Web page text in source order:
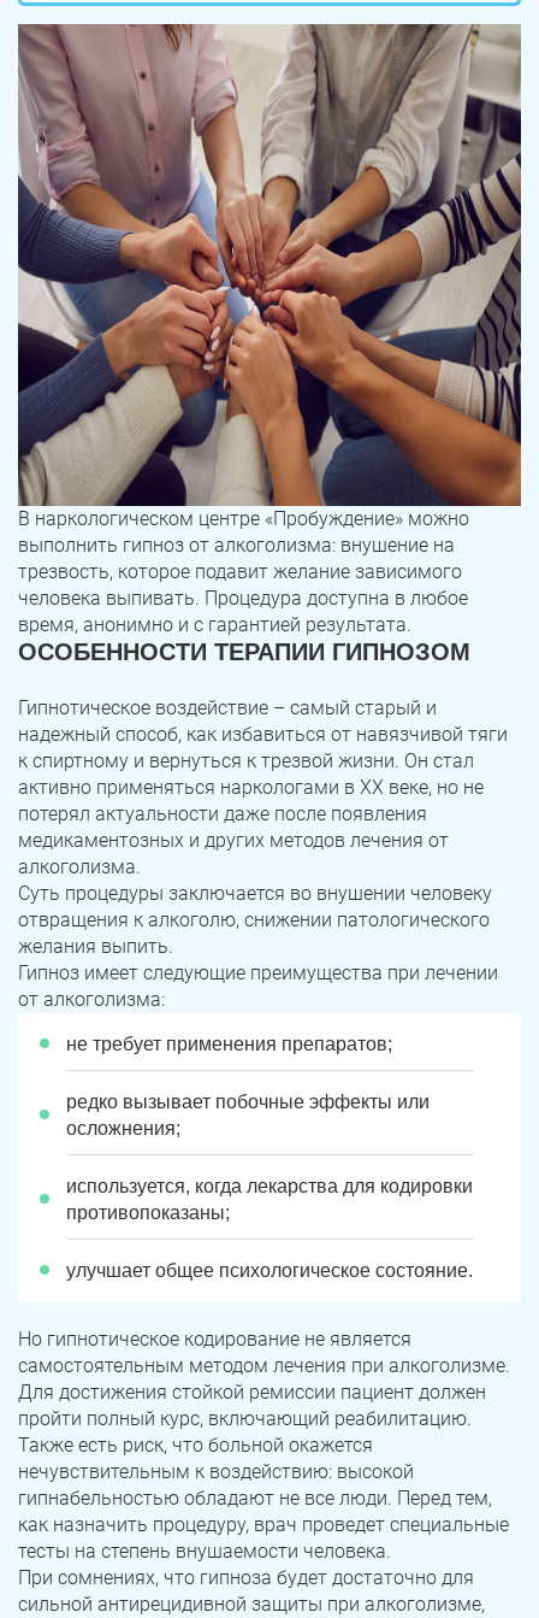
В наркологическом центре «Пробуждение» можно
выполнить гипноз от алкоголизма: внушение на
трезвость, которое подавит желание зависимого
человека выпивать. Процедура доступна в любое
время, анонимно и с гарантией результата.
ОСОБЕННОСТИ ТЕРАПИИ ГИПНОЗОМ
Гипнотическое воздействие – самый старый и
надежный способ, как избавиться от навязчивой тяги
к спиртному и вернуться к трезвой жизни. Он стал
активно применяться наркологами в ХХ веке, но не
потерял актуальности даже после появления
медикаментозных и других методов лечения от
алкоголизма.
Суть процедуры заключается во внушении человеку
отвращения к алкоголю, снижении патологического
желания выпить.
Гипноз имеет следующие преимущества при лечении
от алкоголизма:
не требует применения препаратов;
редко вызывает побочные эффекты или
осложнения;
используется, когда лекарства для кодировки
противопоказаны;
улучшает общее психологическое состояние.
Но гипнотическое кодирование не является
самостоятельным методом лечения при алкоголизме.
Для достижения стойкой ремиссии пациент должен
пройти полный курс, включающий реабилитацию.
Также есть риск, что больной окажется
нечувствительным к воздействию: высокой
гипнабельностью обладают не все люди. Перед тем,
как назначить процедуру, врач проведет специальные
тесты на степень внушаемости человека.
При сомнениях, что гипноза будет достаточно для
сильной антирецидивной защиты при алкоголизме,